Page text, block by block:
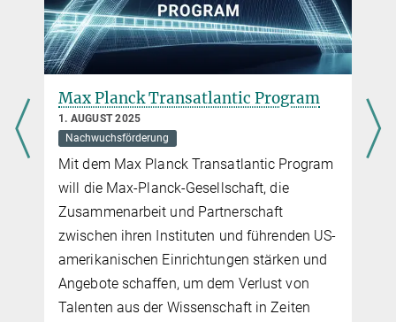
mehr
Max Planck Transatlantic Program
1. AUGUST 2025
Nachwuchsförderung
Mit dem Max Planck Transatlantic Program
will die Max-Planck-Gesellschaft, die
Zusammenarbeit und Partnerschaft
zwischen ihren Instituten und führenden US-
amerikanischen Einrichtungen stärken und
Angebote schaffen, um dem Verlust von
Talenten aus der Wissenschaft in Zeiten